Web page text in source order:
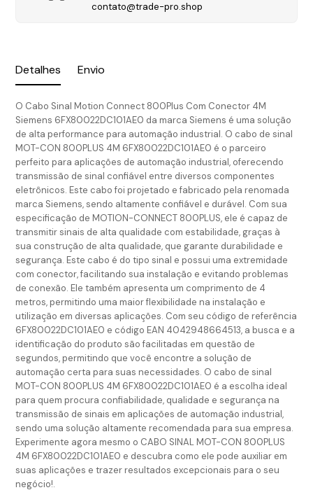
Detalhes Envio
O Cabo Sinal Motion Connect 800Plus Com Conector 4M
Siemens 6FX80022DC101AE0 da marca Siemens é uma solução
de alta performance para automação industrial. O cabo de sinal
MOT-CON 800PLUS 4M 6FX80022DC101AE0 é o parceiro
perfeito para aplicações de automação industrial, oferecendo
transmissão de sinal confiável entre diversos componentes
eletrônicos. Este cabo foi projetado e fabricado pela renomada
marca Siemens, sendo altamente confiável e durável. Com sua
especificação de MOTION-CONNECT 800PLUS, ele é capaz de
transmitir sinais de alta qualidade com estabilidade, graças à
sua construção de alta qualidade, que garante durabilidade e
segurança. Este cabo é do tipo sinal e possui uma extremidade
com conector, facilitando sua instalação e evitando problemas
de conexão. Ele também apresenta um comprimento de 4
metros, permitindo uma maior flexibilidade na instalação e
utilização em diversas aplicações. Com seu código de referência
6FX80022DC101AE0 e código EAN 4042948664513, a busca e a
identificação do produto são facilitadas em questão de
segundos, permitindo que você encontre a solução de
automação certa para suas necessidades. O cabo de sinal
MOT-CON 800PLUS 4M 6FX80022DC101AE0 é a escolha ideal
para quem procura confiabilidade, qualidade e segurança na
transmissão de sinais em aplicações de automação industrial,
sendo uma solução altamente recomendada para sua empresa.
Experimente agora mesmo o CABO SINAL MOT-CON 800PLUS
4M 6FX80022DC101AE0 e descubra como ele pode auxiliar em
suas aplicações e trazer resultados excepcionais para o seu
negócio!.
contato@trade-pro.shop